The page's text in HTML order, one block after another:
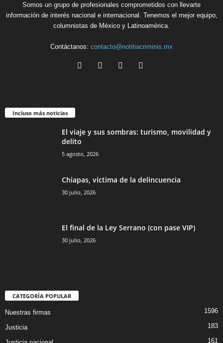
Somos un grupo de profesionales comprometidos con llevarte
información de interés nacional e internacional. Tenemos el mejor equipo,
columnistas de México y Latinoamérica.
Contáctanos: contacto@notitiacriminis.mx
Incluso más noticias
El viaje y sus sombras: turismo, movilidad y
delito
5 agosto, 2026
Chiapas, víctima de la delincuencia
30 julio, 2026
El final de la Ley Serrano (con pase VIP)
30 julio, 2026
CATEGORÍA POPULAR
Nuestras firmas 1596
Justicia 183
161